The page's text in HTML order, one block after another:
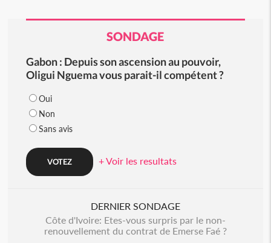
SONDAGE
Gabon : Depuis son ascension au pouvoir,
Oligui Nguema vous parait-il compétent ?
Oui
Non
Sans avis
+ Voir les resultats
DERNIER SONDAGE
Côte d'Ivoire: Etes-vous surpris par le non-
renouvellement du contrat de Emerse Faé ?